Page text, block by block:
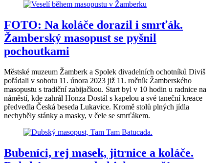
FOTO: Na koláče dorazil i smrťák.
Žamberský masopust se pyšnil
pochoutkami
Městské muzeum Žamberk a Spolek divadelních ochotníků Diviš
pořádali v sobotu 11. února 2023 již 11. ročník Žamberského
masopustu s tradiční zabijačkou. Start byl v 10 hodin u radnice na
náměstí, kde zahrál Honza Dostál s kapelou a své taneční kreace
předvedla Česká beseda Lukavice. Kromě stolů plných jídla
nechyběly stánky a masky, v čele se smrťákem.
Bubeníci, rej masek, jitrnice a koláče.